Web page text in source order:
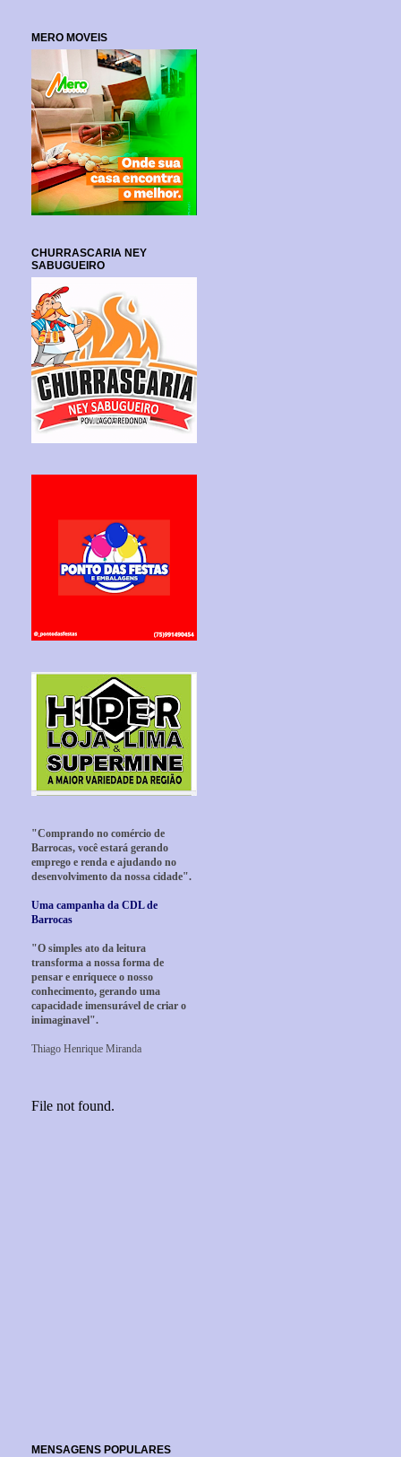
MERO MOVEIS
CHURRASCARIA NEY
SABUGUEIRO
"Comprando no comércio de
Barrocas, você estará gerando
emprego e renda e ajudando no
desenvolvimento da nossa cidade".
Uma campanha da CDL de
Barrocas
"O simples ato da leitura
transforma a nossa forma de
pensar e enriquece o nosso
conhecimento, gerando uma
capacidade imensurável de criar o
inimaginavel".
Thiago Henrique Miranda
MENSAGENS POPULARES